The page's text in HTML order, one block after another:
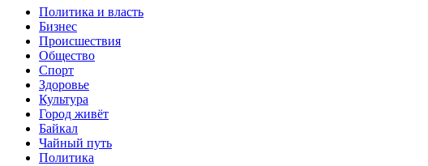
Политика и власть
Бизнес
Происшествия
Общество
Cпорт
Здоровье
Культура
Город живёт
Байкал
Чайный путь
Политика